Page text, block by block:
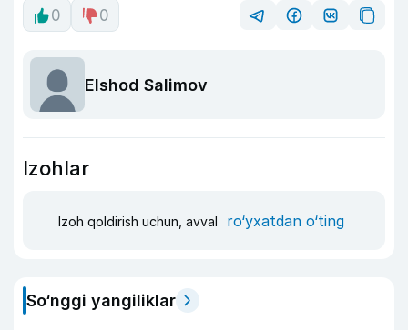
0 0
Elshod Salimov
Izohlar
Izoh qoldirish uchun, avval ro‘yxatdan o‘ting
So‘nggi yangiliklar